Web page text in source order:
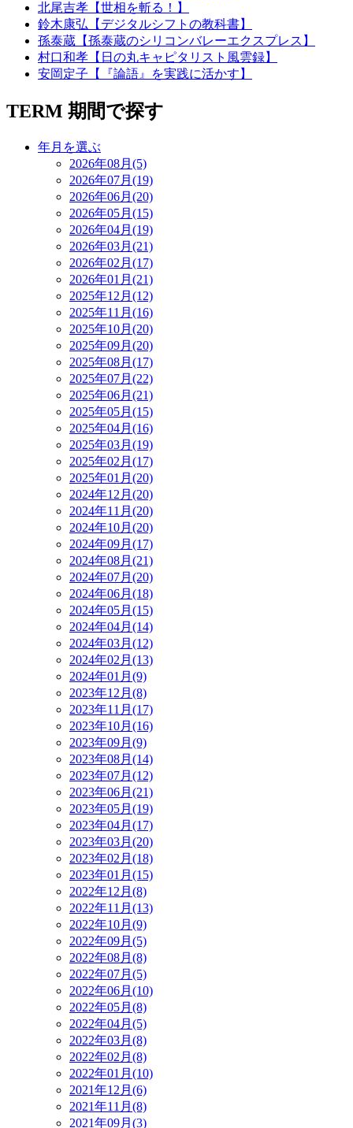
北尾吉孝【世相を斬る！】
鈴木康弘【デジタルシフトの教科書】
孫泰蔵【孫泰蔵のシリコンバレーエクスプレス】
村口和孝【日の丸キャピタリスト風雲録】
安岡定子【『論語』を実践に活かす】
TERM 期間で探す
年月を選ぶ
2026年08月(5)
2026年07月(19)
2026年06月(20)
2026年05月(15)
2026年04月(19)
2026年03月(21)
2026年02月(17)
2026年01月(21)
2025年12月(12)
2025年11月(16)
2025年10月(20)
2025年09月(20)
2025年08月(17)
2025年07月(22)
2025年06月(21)
2025年05月(15)
2025年04月(16)
2025年03月(19)
2025年02月(17)
2025年01月(20)
2024年12月(20)
2024年11月(20)
2024年10月(20)
2024年09月(17)
2024年08月(21)
2024年07月(20)
2024年06月(18)
2024年05月(15)
2024年04月(14)
2024年03月(12)
2024年02月(13)
2024年01月(9)
2023年12月(8)
2023年11月(17)
2023年10月(16)
2023年09月(9)
2023年08月(14)
2023年07月(12)
2023年06月(21)
2023年05月(19)
2023年04月(17)
2023年03月(20)
2023年02月(18)
2023年01月(15)
2022年12月(8)
2022年11月(13)
2022年10月(9)
2022年09月(5)
2022年08月(8)
2022年07月(5)
2022年06月(10)
2022年05月(8)
2022年04月(5)
2022年03月(8)
2022年02月(8)
2022年01月(10)
2021年12月(6)
2021年11月(8)
2021年09月(3)